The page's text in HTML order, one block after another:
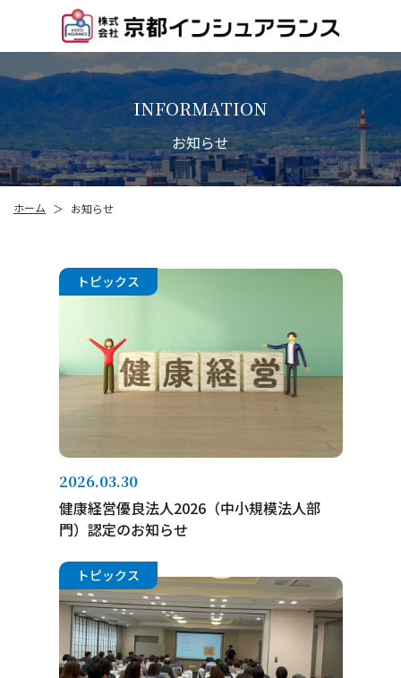
INFORMATION
お知らせ
ホーム ＞ お知らせ
トピックス
2026.03.30
健康経営優良法人2026（中小規模法人部
門）認定のお知らせ
トピックス